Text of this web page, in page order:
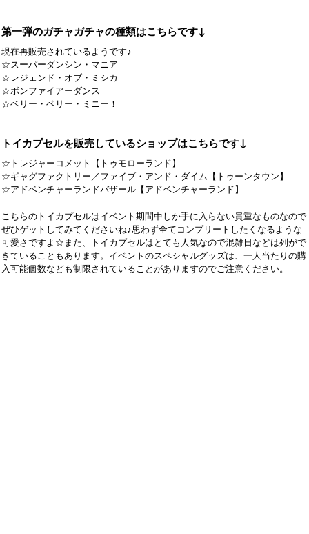
第一弾のガチャガチャの種類はこちらです↓
現在再販売されているようです♪
☆スーパーダンシン・マニア
☆レジェンド・オブ・ミシカ
☆ボンファイアーダンス
☆ベリー・ベリー・ミニー！
トイカプセルを販売しているショップはこちらです↓
☆トレジャーコメット【トゥモローランド】
☆ギャグファクトリー／ファイブ・アンド・ダイム【トゥーンタウン】
☆アドベンチャーランドバザール【アドベンチャーランド】
こちらのトイカプセルはイベント期間中しか手に入らない貴重なものなので
ぜひゲットしてみてくださいね♪思わず全てコンプリートしたくなるような
可愛さですよ☆また、トイカプセルはとても人気なので混雑日などは列がで
きていることもあります。イベントのスペシャルグッズは、一人当たりの購
入可能個数なども制限されていることがありますのでご注意ください。